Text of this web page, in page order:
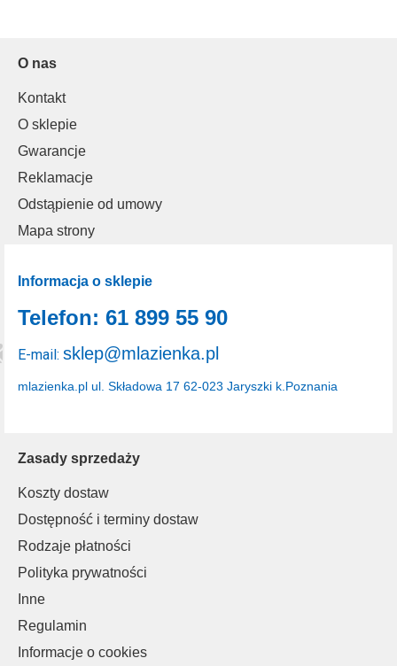
O nas
Kontakt
O sklepie
Gwarancje
Reklamacje
Odstąpienie od umowy
Mapa strony
Zasady sprzedaży
Koszty dostaw
Dostępność i terminy dostaw
Rodzaje płatności
Polityka prywatności
Inne
Regulamin
Informacje o cookies
Informacja o sklepie
mlazienka.pl ul. Składowa 17 62-023 Jaryszki k.Poznania
Telefon: 61 899 55 90
E-mail: sklep@mlazienka.pl